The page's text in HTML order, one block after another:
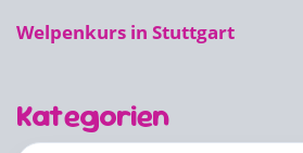
Welpenkurs in Stuttgart
Kategorien